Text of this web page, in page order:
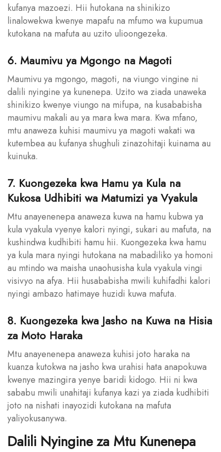
kufanya mazoezi. Hii hutokana na shinikizo
linalowekwa kwenye mapafu na mfumo wa kupumua
kutokana na mafuta au uzito ulioongezeka.
6. Maumivu ya Mgongo na Magoti
Maumivu ya mgongo, magoti, na viungo vingine ni
dalili nyingine ya kunenepa. Uzito wa ziada unaweka
shinikizo kwenye viungo na mifupa, na kusababisha
maumivu makali au ya mara kwa mara. Kwa mfano,
mtu anaweza kuhisi maumivu ya magoti wakati wa
kutembea au kufanya shughuli zinazohitaji kuinama au
kuinuka.
7. Kuongezeka kwa Hamu ya Kula na
Kukosa Udhibiti wa Matumizi ya Vyakula
Mtu anayenenepa anaweza kuwa na hamu kubwa ya
kula vyakula vyenye kalori nyingi, sukari au mafuta, na
kushindwa kudhibiti hamu hii. Kuongezeka kwa hamu
ya kula mara nyingi hutokana na mabadiliko ya homoni
au mtindo wa maisha unaohusisha kula vyakula vingi
visivyo na afya. Hii husababisha mwili kuhifadhi kalori
nyingi ambazo hatimaye huzidi kuwa mafuta.
8. Kuongezeka kwa Jasho na Kuwa na Hisia
za Moto Haraka
Mtu anayenenepa anaweza kuhisi joto haraka na
kuanza kutokwa na jasho kwa urahisi hata anapokuwa
kwenye mazingira yenye baridi kidogo. Hii ni kwa
sababu mwili unahitaji kufanya kazi ya ziada kudhibiti
joto na nishati inayozidi kutokana na mafuta
yaliyokusanywa.
Dalili Nyingine za Mtu Kunenepa